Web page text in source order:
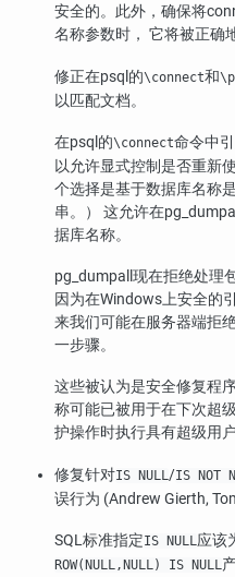
安全的。此外，确保将
名称参数时， 它将被正确
修正在psql 的\connect和
以匹配文档。
在psql 的\connect命令中
以允许显式控制是否重新
个选择是基于数据库名称
串。） 这允许在pg_dumpall
据库名称。
pg_dumpall 现在拒绝处理
因为在Windows上安全的
来我们可能在服务器端拒
一步骤。
这些被认为是安全修复程
称可能已被用于在下次超
护操作时执行具有超级用
修复针对IS NULL /IS NOT
误行为 (Andrew Gierth,
SQL标准指定IS NULL应该
ROW(NULL,NULL) IS NULL